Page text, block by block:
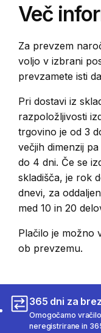
Več
Za prevzem
voljo v izbrani
prevzamete isti
Pri dostavi iz
razpoložljivosti
trgovino je od 3
večjih dimenzij
do 4 dni. Če se
skladišča, je rok
dnevi, za
med 10 in 20
Plačilo je možno
ob prevzemu.
365 dni za
Omogočamo
neregistrirane in